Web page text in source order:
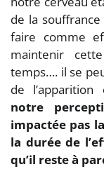
de la
faire comme
maintenir
temps…. il se
de
notre
impactée pas
la durée de
qu’il reste à